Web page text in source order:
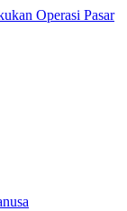
Operasi Pasar